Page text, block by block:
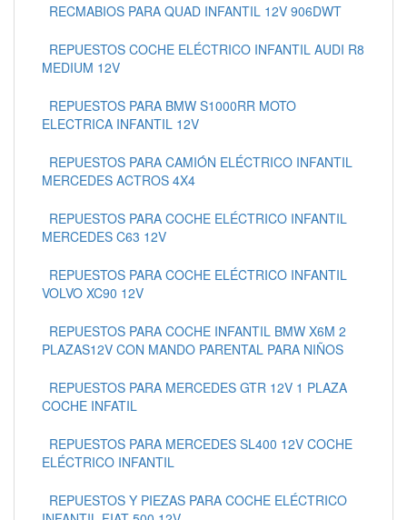
RECMABIOS PARA QUAD INFANTIL 12V 906DWT
REPUESTOS COCHE ELÉCTRICO INFANTIL AUDI R8
MEDIUM 12V
REPUESTOS PARA BMW S1000RR MOTO
ELECTRICA INFANTIL 12V
REPUESTOS PARA CAMIÓN ELÉCTRICO INFANTIL
MERCEDES ACTROS 4X4
REPUESTOS PARA COCHE ELÉCTRICO INFANTIL
MERCEDES C63 12V
REPUESTOS PARA COCHE ELÉCTRICO INFANTIL
VOLVO XC90 12V
REPUESTOS PARA COCHE INFANTIL BMW X6M 2
PLAZAS12V CON MANDO PARENTAL PARA NIÑOS
REPUESTOS PARA MERCEDES GTR 12V 1 PLAZA
COCHE INFATIL
REPUESTOS PARA MERCEDES SL400 12V COCHE
ELÉCTRICO INFANTIL
REPUESTOS Y PIEZAS PARA COCHE ELÉCTRICO